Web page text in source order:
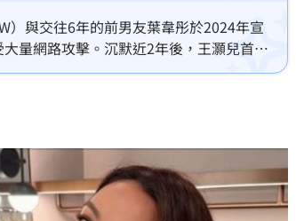
）與交往6年的前男友葉韋彤於2024年宣
量網路攻擊。沉默近2年後，王灝兒首度